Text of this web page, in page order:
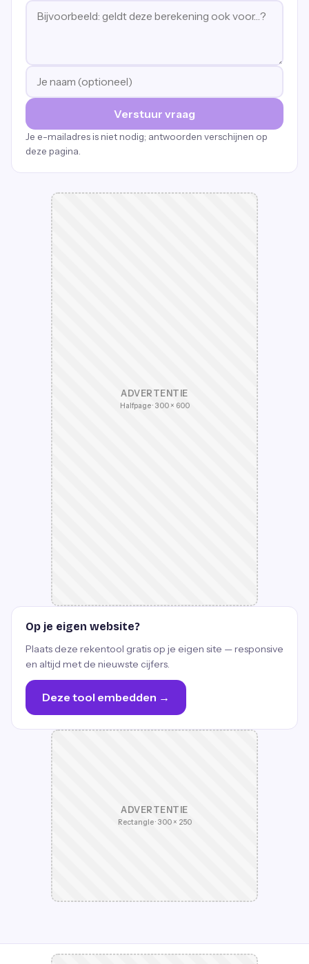
Verstuur vraag
Je e-mailadres is niet nodig; antwoorden verschijnen op
deze pagina.
ADVERTENTIE
Halfpage · 300 × 600
Op je eigen website?
Plaats deze rekentool gratis op je eigen site — responsive
en altijd met de nieuwste cijfers.
Deze tool embedden →
ADVERTENTIE
Rectangle · 300 × 250